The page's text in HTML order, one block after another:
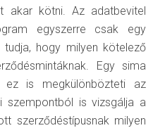
akar kötni. Az adatbevitel
egyszerre csak egy
hogy milyen kötelező
Egy sima
ez is megkülönbözteti az
szempontból is vizsgálja a
szerződéstípusnak milyen